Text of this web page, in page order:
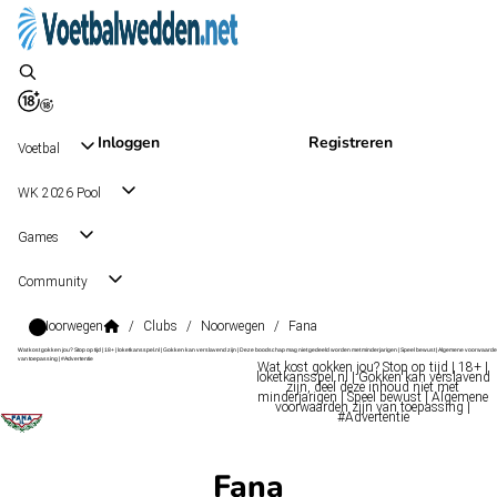
Inloggen Registreren
Voetbal
WK 2026 Pool
Games
Community
Noorwegen / Clubs / Noorwegen / Fana
Wat kost gokken jou? Stop op tijd | 18+ | loketkansspel.nl | Gokken kan verslavend zijn | Deze boodschap mag niet gedeeld worden met minderjarigen | Speel bewust | Algemene
van toepassing | #Advertentie
Wat kost gokken jou? Stop op tijd | 18+ |
loketkansspel.nl | Gokken kan verslavend
zijn, deel deze inhoud niet met
minderjarigen | Speel bewust | Algemene
voorwaarden zijn van toepassing |
#Advertentie
Fana